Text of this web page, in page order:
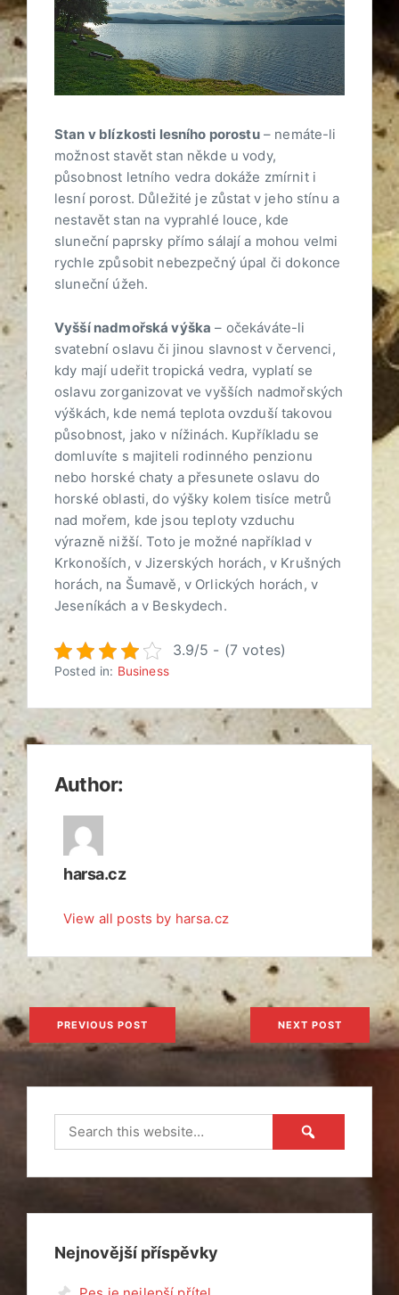
Stan v blízkosti lesního porostu– nemáte-li
možnost stavět stan někde u vody,
působnost letního vedra dokáže zmírnit i
lesní porost. Důležité je zůstat v jeho stínu a
nestavět stan na vyprahlé louce, kde
sluneční paprsky přímo sálají a mohou velmi
rychle způsobit nebezpečný úpal či dokonce
sluneční úžeh.
Vyšší nadmořská výška – očekáváte-li
svatební oslavu či jinou slavnost v červenci,
kdy mají udeřit tropická vedra, vyplatí se
oslavu zorganizovat ve vyšších nadmořských
výškách, kde nemá teplota ovzduší takovou
působnost, jako v nížinách. Kupříkladu se
domluvíte s majiteli rodinného penzionu
nebo horské chaty a přesunete oslavu do
horské oblasti, do výšky kolem tisíce metrů
nad mořem, kde jsou teploty vzduchu
výrazně nižší. Toto je možné například v
Krkonoších, v Jizerských horách, v Krušných
horách, na Šumavě, v Orlických horách, v
Jeseníkách a v Beskydech.
3.9/5 - (7 votes)
Posted in: Business
Author:
harsa.cz
View all posts by harsa.cz
Navigace
pro
příspěvek
PREVIOUS POST NEXT POST
Nejnovější příspěvky